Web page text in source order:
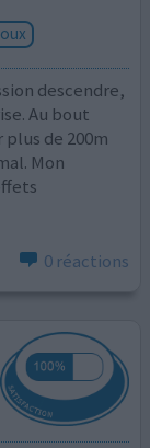
descendre,
Au bout
de 200m
Mon
0 réactions